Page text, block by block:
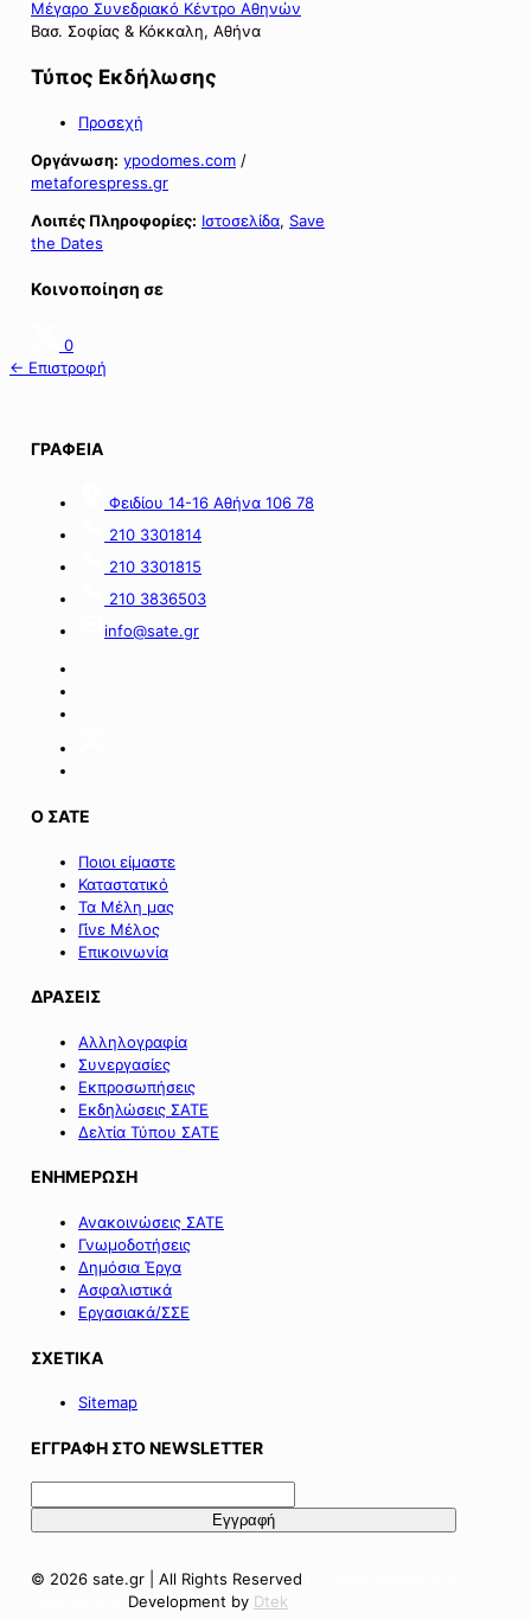
Μέγαρο Συνεδριακό Κέντρο Αθηνών
Βασ. Σοφίας & Κόκκαλη, Αθήνα
Τύπος Εκδήλωσης
Προσεχή
Οργάνωση: ypodomes.com /
metaforespress.gr
Λοιπές Πληροφορίες: Ιστοσελίδα, Save
the Dates
Κοινοποίηση σε
0
← Επιστροφή
ΓΡΑΦΕΙΑ
Φειδίου 14-16 Αθήνα 106 78
210 3301814
210 3301815
210 3836503
info@sate.gr
Ο ΣΑΤΕ
Ποιοι είμαστε
Καταστατικό
Τα Μέλη μας
Γίνε Μέλος
Επικοινωνία
ΔΡΑΣΕΙΣ
Αλληλογραφία
Συνεργασίες
Εκπροσωπήσεις
Εκδηλώσεις ΣΑΤΕ
Δελτία Τύπου ΣΑΤΕ
ΕΝΗΜΕΡΩΣΗ
Ανακοινώσεις ΣΑΤΕ
Γνωμοδοτήσεις
Δημόσια Έργα
Ασφαλιστικά
Εργασιακά/ΣΣΕ
ΣΧΕΤΙΚΑ
Sitemap
ΕΓΓΡΑΦΗ ΣΤΟ NEWSLETTER
© 2026 sate.gr | All Rights Reserved
Development by Dtek